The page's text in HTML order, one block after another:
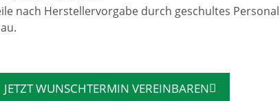
nach Herstellervorgabe durch geschultes
JETZT WUNSCHTERMIN VEREINBAREN